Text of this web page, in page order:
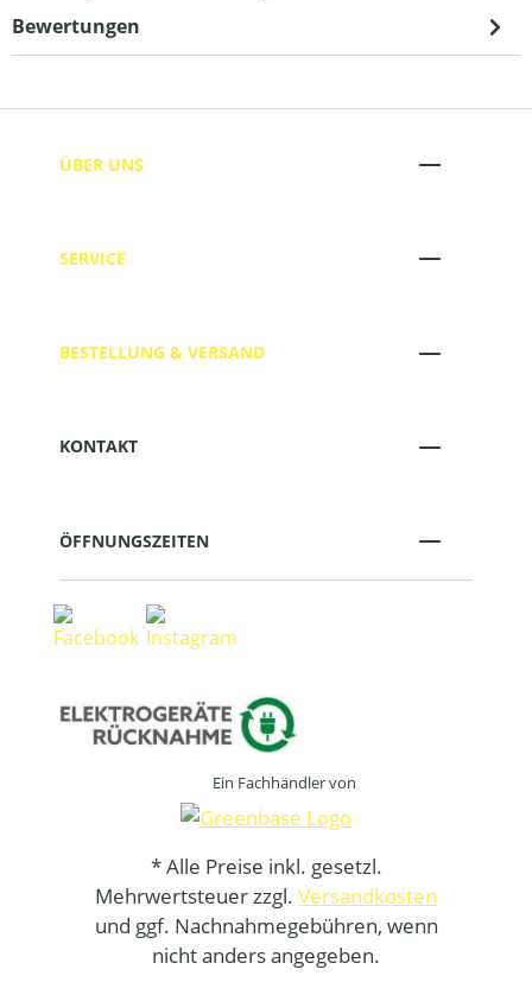
Bewertungen
ÜBER UNS
SERVICE
BESTELLUNG & VERSAND
KONTAKT
ÖFFNUNGSZEITEN
Ein Fachhändler von
* Alle Preise inkl. gesetzl.
Mehrwertsteuer zzgl. Versandkosten
und ggf. Nachnahmegebühren, wenn
nicht anders angegeben.